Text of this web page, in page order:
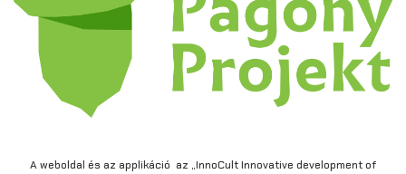
A weboldal és az applikáció az „InnoCult Innovative development of